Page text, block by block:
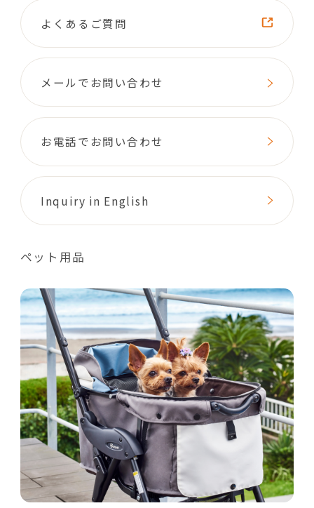
よくあるご質問
メールでお問い合わせ
お電話でお問い合わせ
Inquiry in English
ペット用品